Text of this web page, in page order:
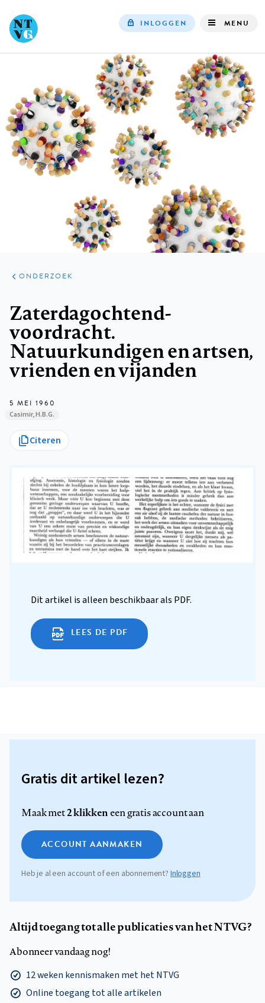
navigation
INLOGGEN MENU
ARTIKELEN
ONDERZOEK
ONDERZOEK
Zaterdagochtend-
voordracht.
Natuurkundigen en artsen,
vrienden en vijanden
5 MEI 1960
Casimir, H.B.G.
Citeren
Dit artikel is alleen beschikbaar als PDF.
LEES DE PDF
Gratis dit artikel lezen?
Maak met2 klikkeneen gratis account aan
ACCOUNT AANMAKEN
Heb je al een account of een abonnement? Inloggen
Altijd toegang tot alle publicaties van het NTVG?
Abonneer vandaag nog!
12 weken kennismaken met het NTVG
Online toegang tot alle artikelen